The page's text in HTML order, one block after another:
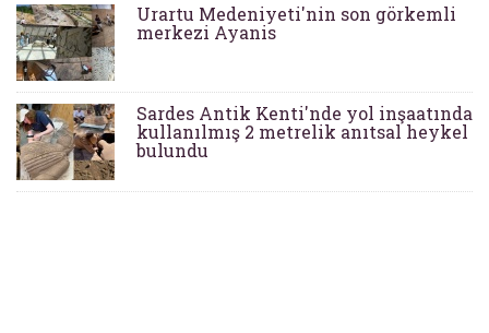
Urartu Medeniyeti'nin son görkemli
merkezi Ayanis
Sardes Antik Kenti'nde yol inşaatında
kullanılmış 2 metrelik anıtsal heykel
bulundu